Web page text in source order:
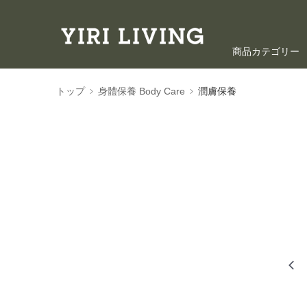
商品カテゴリー
海外ショッピン
トップ 身體保養 Body Care 潤膚保養